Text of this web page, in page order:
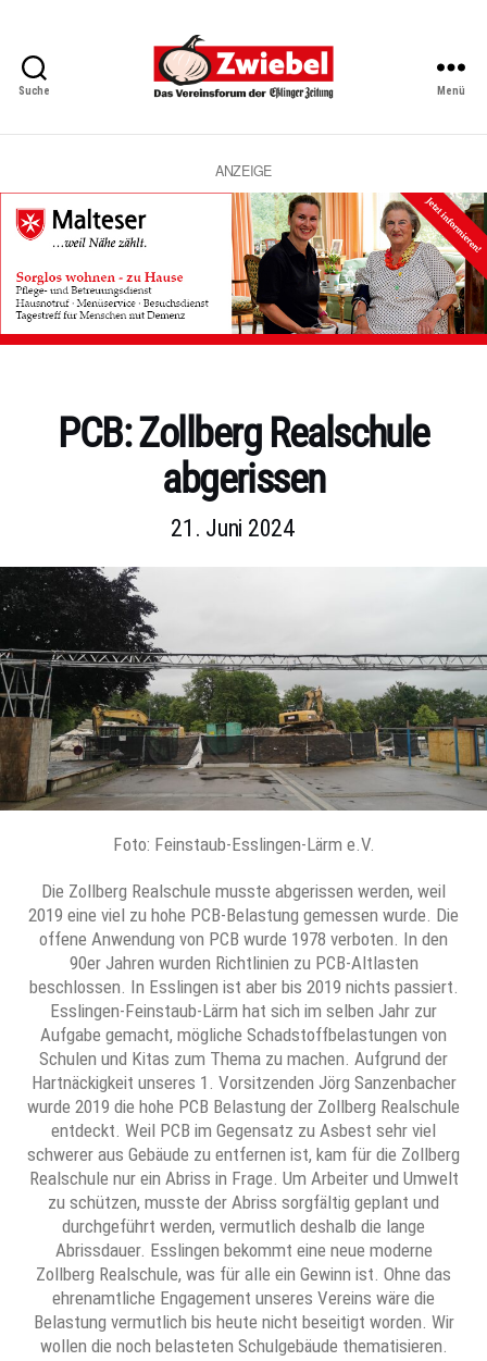
Suche
Vereinsforum
Eßlinger
Zeitung
Menü
ANZEIGE
KategorienPCB: Zollberg Realschule
abgerissen
21. Juni 2024
Foto: Feinstaub-Esslingen-Lärm e.V.
Die Zollberg Realschule musste abgerissen werden, weil
2019 eine viel zu hohe PCB-Belastung gemessen wurde. Die
offene Anwendung von PCB wurde 1978 verboten. In den
90er Jahren wurden Richtlinien zu PCB-Altlasten
beschlossen. In Esslingen ist aber bis 2019 nichts passiert.
Esslingen-Feinstaub-Lärm hat sich im selben Jahr zur
Aufgabe gemacht, mögliche Schadstoffbelastungen von
Schulen und Kitas zum Thema zu machen. Aufgrund der
Hartnäckigkeit unseres 1. Vorsitzenden Jörg Sanzenbacher
wurde 2019 die hohe PCB Belastung der Zollberg Realschule
entdeckt. Weil PCB im Gegensatz zu Asbest sehr viel
schwerer aus Gebäude zu entfernen ist, kam für die Zollberg
Realschule nur ein Abriss in Frage. Um Arbeiter und Umwelt
zu schützen, musste der Abriss sorgfältig geplant und
durchgeführt werden, vermutlich deshalb die lange
Abrissdauer. Esslingen bekommt eine neue moderne
Zollberg Realschule, was für alle ein Gewinn ist. Ohne das
ehrenamtliche Engagement unseres Vereins wäre die
Belastung vermutlich bis heute nicht beseitigt worden. Wir
wollen die noch belasteten Schulgebäude thematisieren.